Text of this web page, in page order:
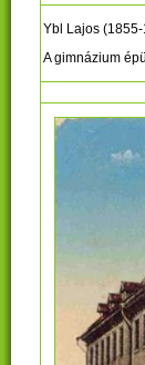
Ybl Lajos
A gimnázium